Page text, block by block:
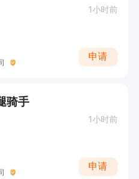
1小时前
申请
骑手
1小时前
申请